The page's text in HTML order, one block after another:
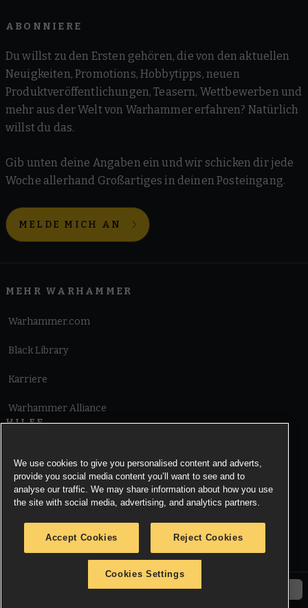
ABONNIERE
Du willst zu den Ersten gehören, die von den aktuellen
Neuigkeiten, Promotions, Hobbytipps, neuen
Produktveröffentlichungen, Teasern, Wettbewerben und
mehr aus der Welt von Warhammer erfahren? Natürlich
willst du das.
Gib unten deine Angaben ein und wir schicken dir jede
Woche allerhand Großartiges in deinen Posteingang.
MELDE MICH AN
MEHR WARHAMMER
Warhammer.com
Black Library
Karriere
Warhammer Alliance
HILFE
Informationen zu Cookies
© Copyright Games Workshop Limited 2026.
We use cookies to give you personalised content and adverts,
provide you social media content you’ll want to see and to
analyse our traffic. We may share information about how you use
the site with social media, advertising, and analytics partners.
Accept Cookies Reject Cookies
Cookies Settings